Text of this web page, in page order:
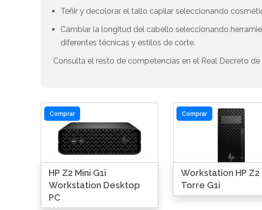
Teñir y decolorar el tallo capilar seleccionando
Cambiar la longitud del cabello seleccionando
diferentes técnicas y estilos de corte.
Consulta el resto de competencias en el Real Decreto
Comprar
HP Z2 Mini G1i
Workstation Desktop
PC
Comprar
Workstation HP Z2
Torre G1i